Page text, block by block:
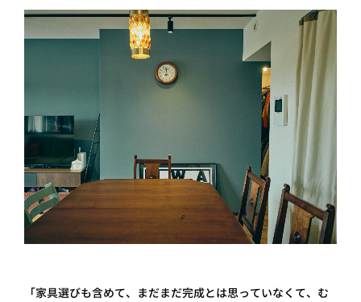
「家具選びも含めて、まだまだ完成とは思っていなくて、む